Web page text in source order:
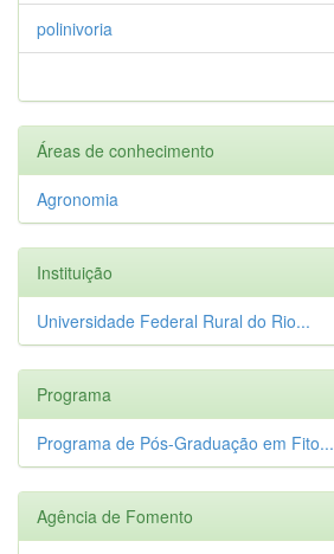
polinivoria
Áreas de conhecimento
Agronomia
Instituição
Universidade Federal Rural do Rio...
Programa
Programa de Pós-Graduação em Fito...
Agência de Fomento